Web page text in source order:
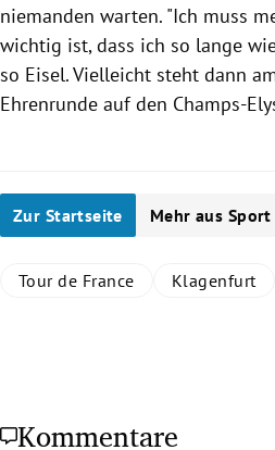
niemanden warten. "Ich muss
wichtig ist, dass ich so lange
so Eisel. Vielleicht steht dann
Ehrenrunde auf den Champs-
Zur Startseite Mehr aus Sport
Tour de France Klagenfurt
Kommentare